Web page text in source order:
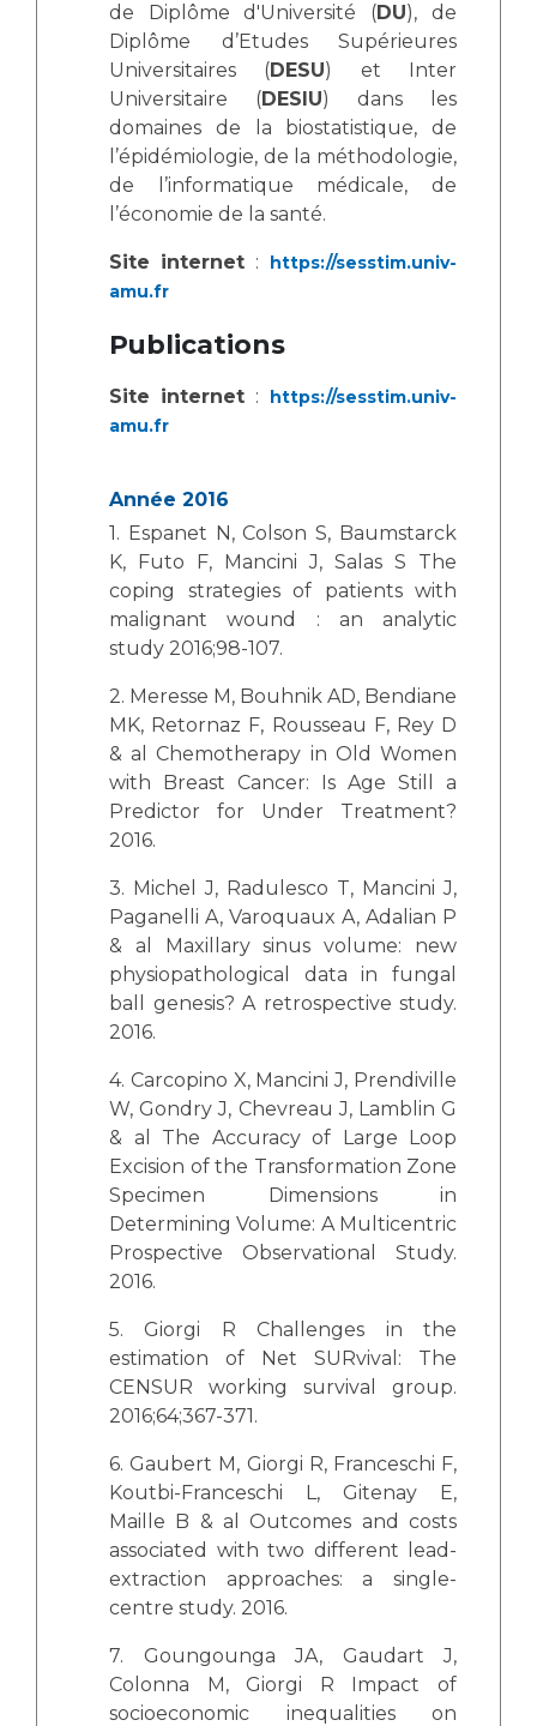
de Diplôme d'Université (DU), de
Diplôme d’Etudes Supérieures
Universitaires (DESU) et Inter
Universitaire (DESIU) dans les
domaines de la biostatistique, de
l’épidémiologie, de la méthodologie,
de l’informatique médicale, de
l’économie de la santé.
Site internet :
https://sesstim.univ-
amu.fr
Publications
Site internet :
https://sesstim.univ-
amu.fr
Année 2016
1. Espanet N, Colson S, Baumstarck
K, Futo F, Mancini J, Salas S The
coping strategies of patients with
malignant wound : an analytic
study 2016;98-107.
2. Meresse M, Bouhnik AD, Bendiane
MK, Retornaz F, Rousseau F, Rey D
& al Chemotherapy in Old Women
with Breast Cancer: Is Age Still a
Predictor for Under Treatment?
2016.
3. Michel J, Radulesco T, Mancini J,
Paganelli A, Varoquaux A, Adalian P
& al Maxillary sinus volume: new
physiopathological data in fungal
ball genesis? A retrospective study.
2016.
4. Carcopino X, Mancini J, Prendiville
W, Gondry J, Chevreau J, Lamblin G
& al The Accuracy of Large Loop
Excision of the Transformation Zone
Specimen Dimensions in
Determining Volume: A Multicentric
Prospective Observational Study.
2016.
5. Giorgi R Challenges in the
estimation of Net SURvival: The
CENSUR working survival group.
2016;64;367-371.
6. Gaubert M, Giorgi R, Franceschi F,
Koutbi-Franceschi L, Gitenay E,
Maille B & al Outcomes and costs
associated with two different lead-
extraction approaches: a single-
centre study. 2016.
7. Goungounga JA, Gaudart J,
Colonna M, Giorgi R Impact of
socioeconomic inequalities on